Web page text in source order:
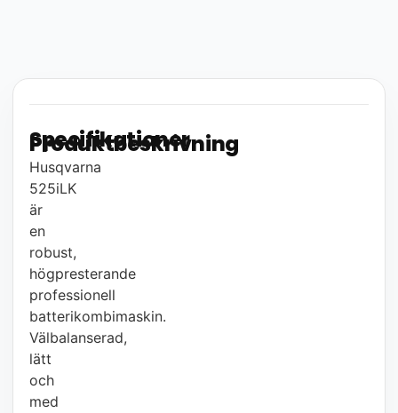
Produktbeskrivning
Husqvarna
525iLK
är
en
robust,
högpresterande
professionell
batterikombimaskin.
Välbalanserad,
lätt
och
med
Specifikationer